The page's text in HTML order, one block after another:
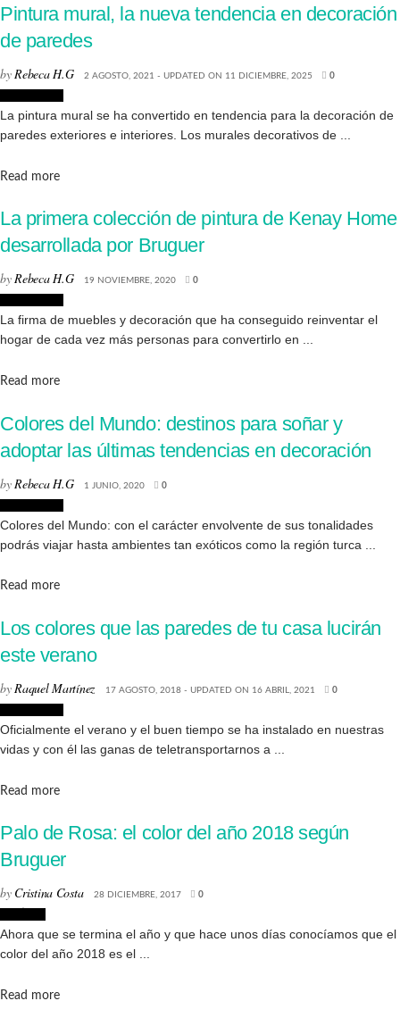
Pintura mural, la nueva tendencia en decoración
de paredes
byRebeca H.G 2 AGOSTO, 2021 - UPDATED ON 11 DICIEMBRE, 2025 0
La pintura mural se ha convertido en tendencia para la decoración de
paredes exteriores e interiores. Los murales decorativos de ...
Read moreDetails
La primera colección de pintura de Kenay Home
desarrollada por Bruguer
byRebeca H.G 19 NOVIEMBRE, 2020 0
La firma de muebles y decoración que ha conseguido reinventar el
hogar de cada vez más personas para convertirlo en ...
Read moreDetails
Colores del Mundo: destinos para soñar y
adoptar las últimas tendencias en decoración
by Rebeca H.G 1 JUNIO, 2020 0
Colores del Mundo: con el carácter envolvente de sus tonalidades
podrás viajar hasta ambientes tan exóticos como la región turca ...
Read moreDetails
Los colores que las paredes de tu casa lucirán
este verano
byRaquel Martínez 17 AGOSTO, 2018 - UPDATED ON 16 ABRIL, 2021 0
Oficialmente el verano y el buen tiempo se ha instalado en nuestras
vidas y con él las ganas de teletransportarnos a ...
Read moreDetails
Palo de Rosa: el color del año 2018 según
Bruguer
by Cristina Costa 28 DICIEMBRE, 2017 0
Ahora que se termina el año y que hace unos días conocíamos que el
color del año 2018 es el ...
Read moreDetails